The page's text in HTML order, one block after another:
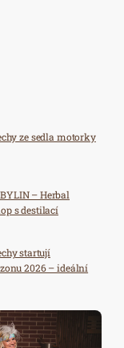
covidu zrušit, o
týdne do
očekávaná
podmínky
závod budou
registrovat na
ze sedla motorky
– Herbal
s destilací
startují
2026 – ideální